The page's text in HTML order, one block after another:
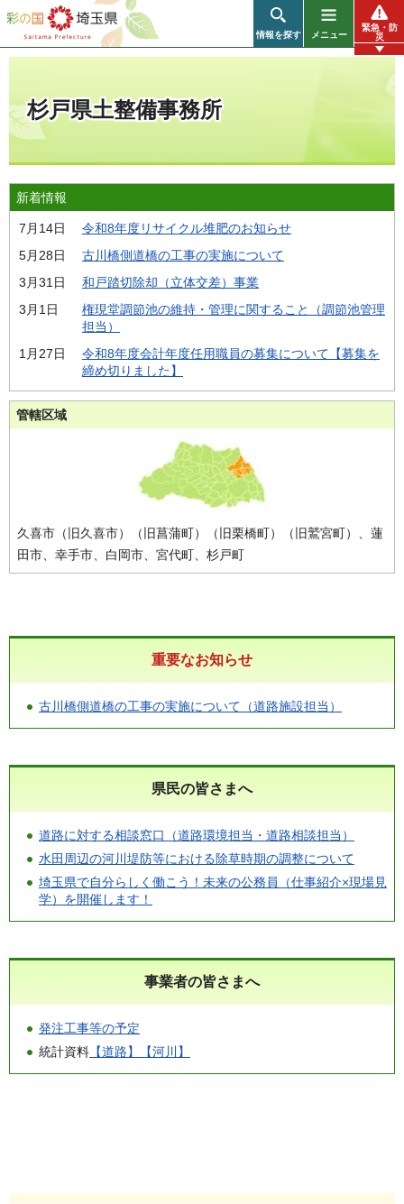
彩の国 埼玉県
情報を探す メニュー
緊急・防
災
杉戸県土整備事務所
新着情報
7月14日
令和8年度リサイクル堆肥のお知らせ
5月28日
古川橋側道橋の工事の実施について
3月31日
和戸踏切除却（立体交差）事業
3月1日
権現堂調節池の維持・管理に関すること（調節池管理
担当）
1月27日
令和8年度会計年度任用職員の募集について【募集を
締め切りました】
管轄区域
久喜市（旧久喜市）（旧菖蒲町）（旧栗橋町）（旧鷲宮町）、蓮
田市、幸手市、白岡市、宮代町、杉戸町
重要なお知らせ
古川橋側道橋の工事の実施について（道路施設担当）
県民の皆さまへ
道路に対する相談窓口（道路環境担当・道路相談担当）
水田周辺の河川堤防等における除草時期の調整について
埼玉県で自分らしく働こう！未来の公務員（仕事紹介×現場見
学）を開催します！
事業者の皆さまへ
発注工事等の予定
統計資料 【道路】 【河川】